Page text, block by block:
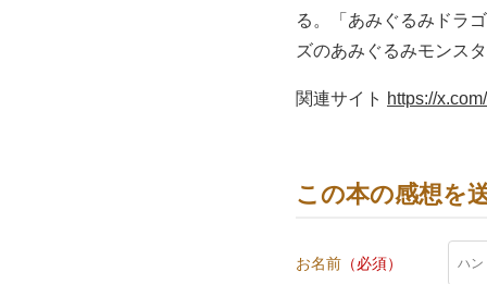
る。「あみぐるみドラ
ズのあみぐるみモンス
関連サイト https://
この本の感想を
お名前 （必須）